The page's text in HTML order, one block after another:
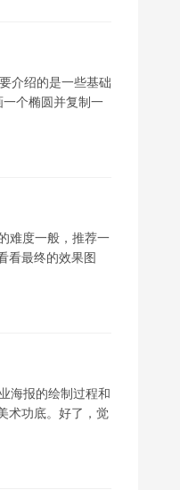
介绍的是一些基础
个椭圆并复制一
难度一般，推荐一
看最终的效果图
海报的绘制过程和
术功底。好了，觉